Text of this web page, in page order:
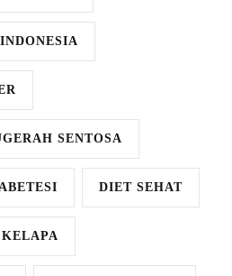
SENTOSA
DIET SEHAT